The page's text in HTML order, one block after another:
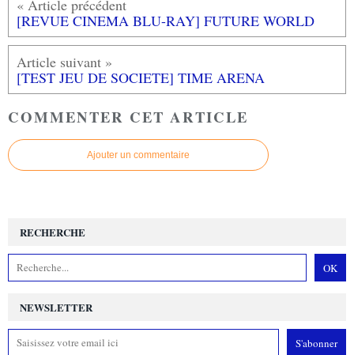
[REVUE CINEMA BLU-RAY] FUTURE WORLD
[TEST JEU DE SOCIETE] TIME ARENA
COMMENTER CET ARTICLE
Ajouter un commentaire
NEWSLETTER
RECHERCHE